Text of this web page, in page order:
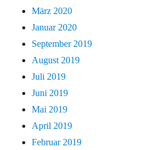
März 2020
Januar 2020
September 2019
August 2019
Juli 2019
Juni 2019
Mai 2019
April 2019
Februar 2019